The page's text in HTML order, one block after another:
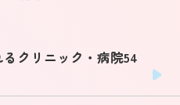
クリニック・病院54